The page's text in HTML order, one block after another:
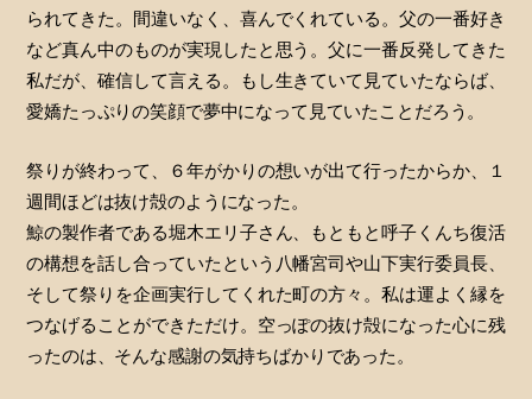
られてきた。間違いなく、喜んでくれている。父の一番好き
など真ん中のものが実現したと思う。父に一番反発してきた
私だが、確信して言える。もし生きていて見ていたならば、
愛嬌たっぷりの笑顔で夢中になって見ていたことだろう。
祭りが終わって、６年がかりの想いが出て行ったからか、１
週間ほどは抜け殻のようになった。
鯨の製作者である堀木エリ子さん、もともと呼子くんち復活
の構想を話し合っていたという八幡宮司や山下実行委員長、
そして祭りを企画実行してくれた町の方々。私は運よく縁を
つなげることができただけ。空っぽの抜け殻になった心に残
ったのは、そんな感謝の気持ちばかりであった。